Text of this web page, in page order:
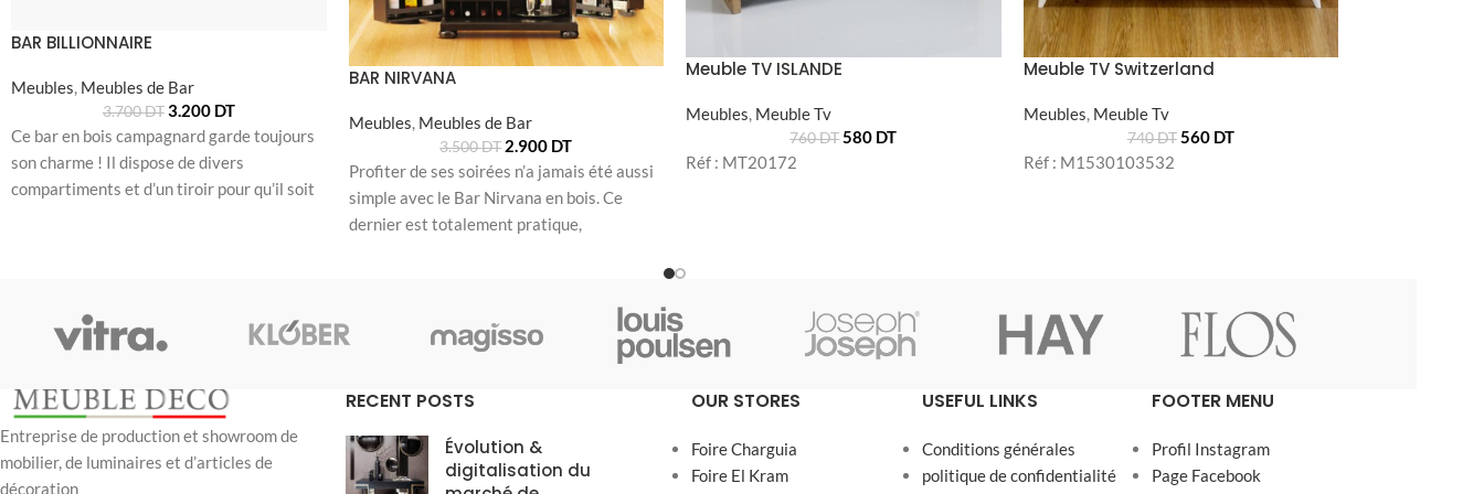
BAR BILLIONNAIRE
Meubles, Meubles de Bar
3.700DT 3.200 DT
Ce bar en bois campagnard garde toujours
son charme ! Il dispose de divers
compartiments et d’un tiroir pour qu’il soit
BAR NIRVANA
Meubles, Meubles de Bar
3.500DT 2.900 DT
Profiter de ses soirées n’a jamais été aussi
simple avec le Bar Nirvana en bois. Ce
dernier est totalement pratique,
Meuble TV ISLANDE
Meubles, Meuble Tv
760DT 580 DT
Réf : MT20172
Meuble TV Switzerland
Meubles, Meuble Tv
740DT 560 DT
Réf : M1530103532
Entreprise de production et showroom de
mobilier, de luminaires et d’articles de
décoration
RECENT POSTS
Évolution &
digitalisation du
OUR STORES
Foire Charguia
Foire El Kram
USEFUL LINKS
Conditions générales
politique de confidentialité
FOOTER MENU
Profil Instagram
Page Facebook